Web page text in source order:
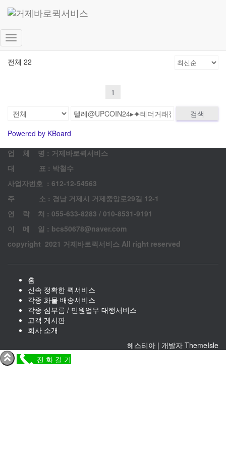
내
게
고객 게시판
문의 남겨주시면 최대한 빨리 답변드리겠습니다.
전체 22
1
검색
Powered by KBoard
업 체 명 : 거제바로퀵서비스
대 표 : 박철수
사업자번호 : 612-12-54563
주 소 : 경남 거제시 거제중앙로29길 12-1
연 락 처 : 055-633-8283 / 010-8531-9191
이 메 일 : bcs50678@naver.com
copyright 2021 거제바로퀵서비스 All right reserved
홈
신속 정확한 퀵서비스
각종 화물 배송서비스
각종 심부름 / 민원업무 대행서비스
고객 게시판
회사 소개
헤스티아 | 개발자 ThemeIsle
전 화 걸 기